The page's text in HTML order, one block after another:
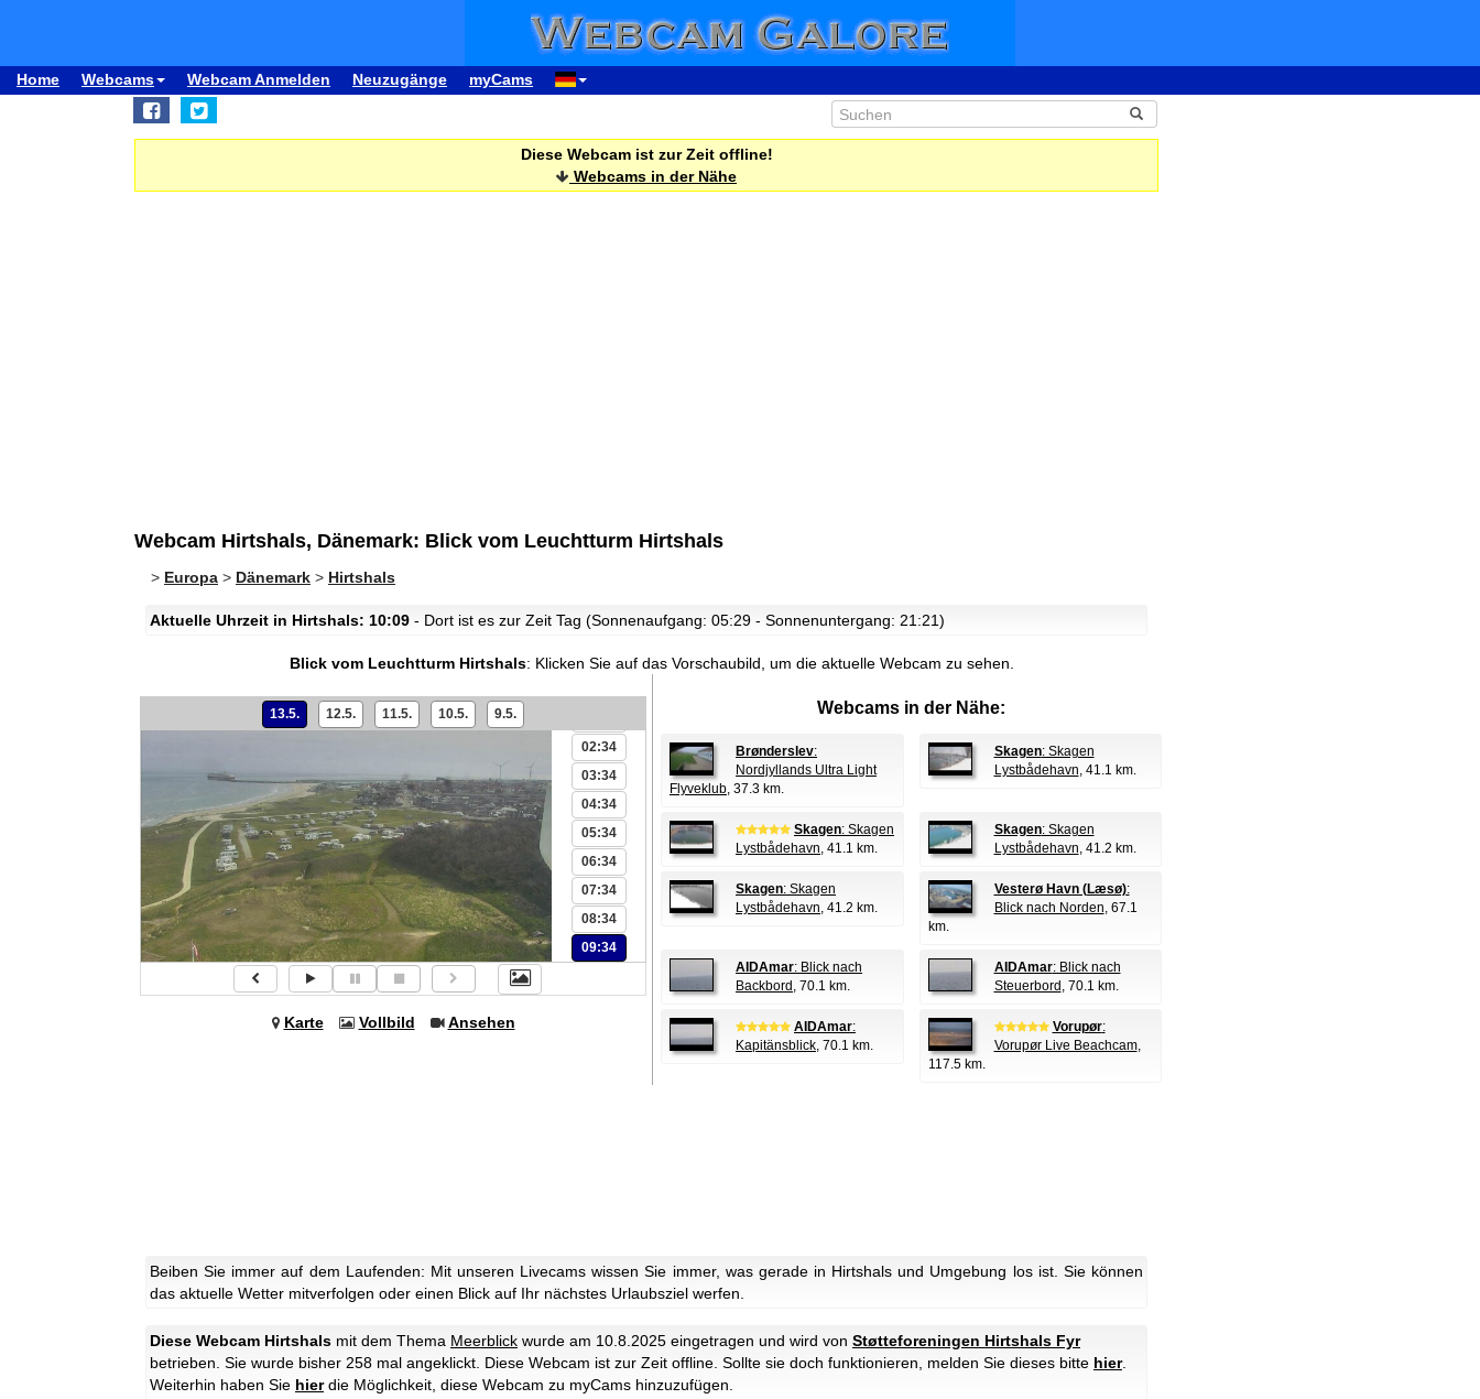
Home Webcams Webcam Anmelden Neuzugänge myCams
Diese Webcam ist zur Zeit offline!
Webcams in der Nähe
Webcam Hirtshals, Dänemark: Blick vom Leuchtturm Hirtshals
> Europa > Dänemark > Hirtshals
Aktuelle Uhrzeit in Hirtshals: 10:09 - Dort ist es zur Zeit Tag (Sonnenaufgang: 05:29 - Sonnenuntergang: 21:21)
Blick vom Leuchtturm Hirtshals: Klicken Sie auf das Vorschaubild, um die aktuelle Webcam zu sehen.
13.5. 12.5. 11.5. 10.5. 9.5.
02:34
03:34
04:34
05:34
06:34
07:34
08:34
09:34
Karte Vollbild Ansehen
Webcams in der Nähe:
Brønderslev:
Nordjyllands Ultra Light
Flyveklub, 37.3 km.
Skagen: Skagen
Lystbådehavn, 41.1 km.
Skagen: Skagen
Lystbådehavn, 41.1 km.
Skagen: Skagen
Lystbådehavn, 41.2 km.
Skagen: Skagen
Lystbådehavn, 41.2 km.
Vesterø Havn (Læsø):
Blick nach Norden, 67.1
km.
AIDAmar: Blick nach
Backbord , 70.1 km.
AIDAmar: Blick nach
Steuerbord , 70.1 km.
AIDAmar:
Kapitänsblick, 70.1 km.
Vorupør:
Vorupør Live Beachcam,
117.5 km.
Beiben Sie immer auf dem Laufenden: Mit unseren Livecams wissen Sie immer, was gerade in Hirtshals und Umgebung los ist. Sie können
das aktuelle Wetter mitverfolgen oder einen Blick auf Ihr nächstes Urlaubsziel werfen.
Diese Webcam Hirtshals mit dem Thema Meerblick wurde am 10.8.2025 eingetragen und wird von Støtteforeningen Hirtshals Fyr
betrieben. Sie wurde bisher 258 mal angeklickt. Diese Webcam ist zur Zeit offline. Sollte sie doch funktionieren, melden Sie dieses bitte hier.
Weiterhin haben Sie hierdie Möglichkeit, diese Webcam zu myCams hinzuzufügen.